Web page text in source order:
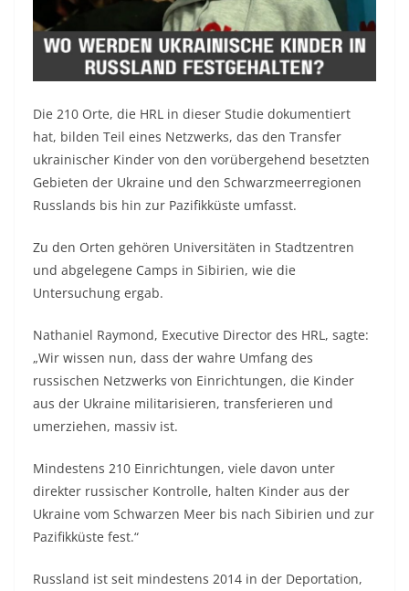
Die 210 Orte, die HRL in dieser Studie dokumentiert
hat, bilden Teil eines Netzwerks, das den Transfer
ukrainischer Kinder von den vorübergehend besetzten
Gebieten der Ukraine und den Schwarzmeerregionen
Russlands bis hin zur Pazifikküste umfasst.
Zu den Orten gehören Universitäten in Stadtzentren
und abgelegene Camps in Sibirien, wie die
Untersuchung ergab.
Nathaniel Raymond, Executive Director des HRL, sagte:
„Wir wissen nun, dass der wahre Umfang des
russischen Netzwerks von Einrichtungen, die Kinder
aus der Ukraine militarisieren, transferieren und
umerziehen, massiv ist.
Mindestens 210 Einrichtungen, viele davon unter
direkter russischer Kontrolle, halten Kinder aus der
Ukraine vom Schwarzen Meer bis nach Sibirien und zur
Pazifikküste fest.“
Russland ist seit mindestens 2014 in der Deportation,